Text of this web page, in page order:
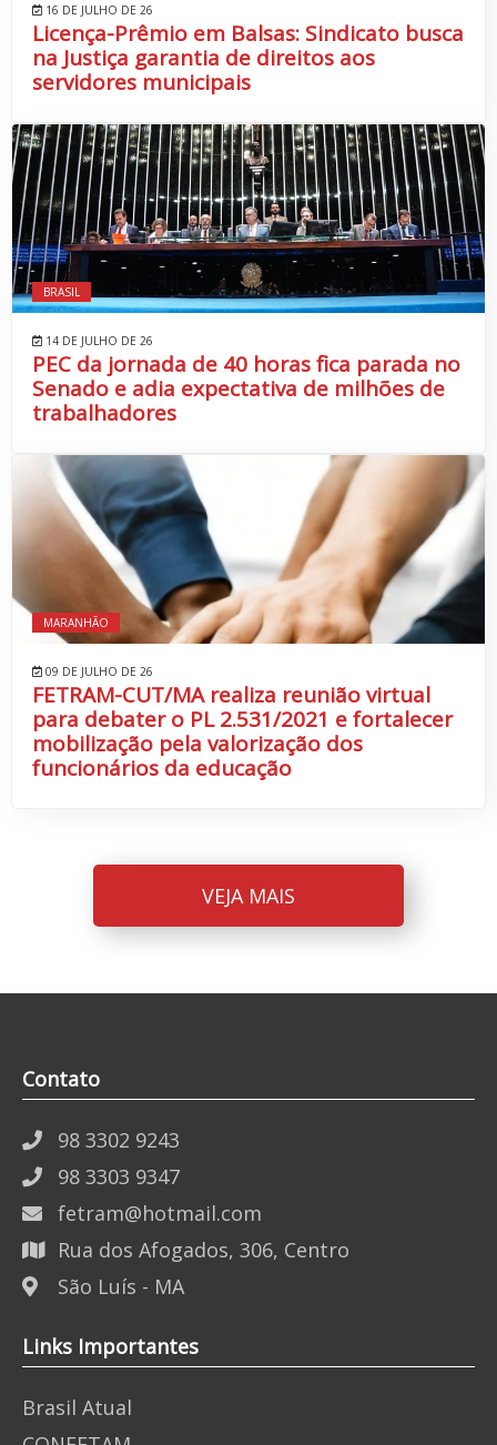
16 DE JULHO DE 26
Licença-Prêmio em Balsas: Sindicato busca
na Justiça garantia de direitos aos
servidores municipais
BRASIL
14 DE JULHO DE 26
PEC da jornada de 40 horas fica parada no
Senado e adia expectativa de milhões de
trabalhadores
MARANHÃO
09 DE JULHO DE 26
FETRAM-CUT/MA realiza reunião virtual
para debater o PL 2.531/2021 e fortalecer
mobilização pela valorização dos
funcionários da educação
VEJA MAIS
Contato
98 3302 9243
98 3303 9347
fetram@hotmail.com
Rua dos Afogados, 306, Centro
São Luís - MA
Links Importantes
Brasil Atual